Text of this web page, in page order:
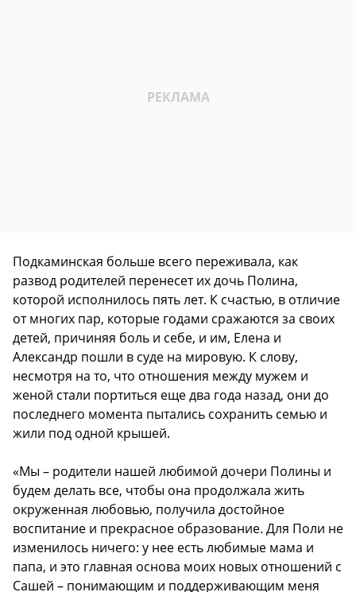
Подкаминская больше всего переживала, как
развод родителей перенесет их дочь Полина,
которой исполнилось пять лет. К счастью, в отличие
от многих пар, которые годами сражаются за своих
детей, причиняя боль и себе, и им, Елена и
Александр пошли в суде на мировую. К слову,
несмотря на то, что отношения между мужем и
женой стали портиться еще два года назад, они до
последнего момента пытались сохранить семью и
жили под одной крышей.
«Мы – родители нашей любимой дочери Полины и
будем делать все, чтобы она продолжала жить
окруженная любовью, получила достойное
воспитание и прекрасное образование. Для Поли не
изменилось ничего: у нее есть любимые мама и
папа, и это главная основа моих новых отношений с
Сашей – понимающим и поддерживающим меня